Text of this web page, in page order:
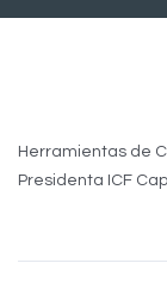
Herramientas de
Presidenta ICF